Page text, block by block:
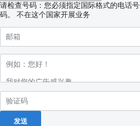
请检查号码：您必须指定国际格式的电话
码。
不在这个国家开展业务